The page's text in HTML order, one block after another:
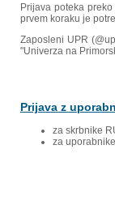
Prijava poteka
prvem koraku je
Zaposleni UPR
"Univerza na
Prijava z
za skrbnike
za